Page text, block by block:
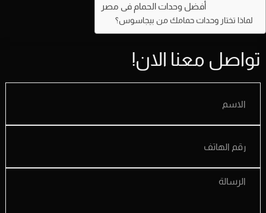
لماذا تختار وحدات حمامك من بيجاسوس؟
تواصل معنا الان!